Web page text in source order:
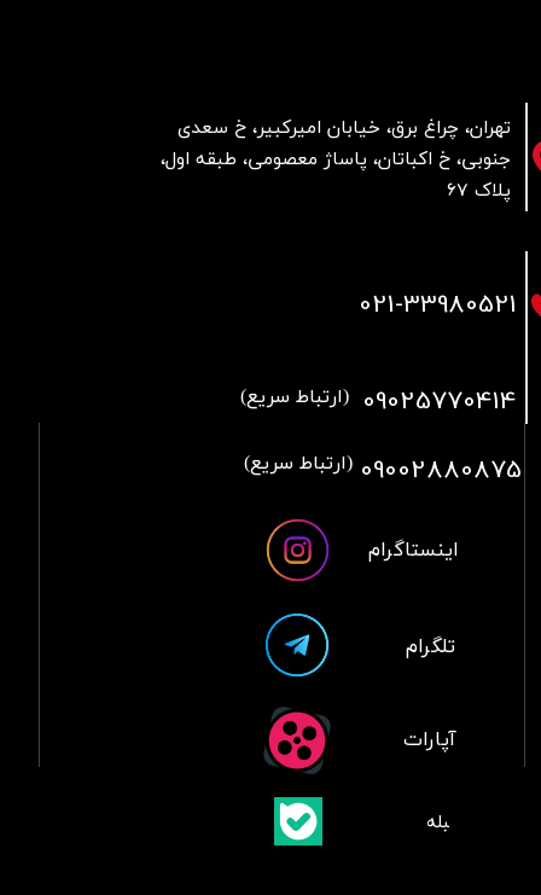
تهران، چراغ برق، خیابان امیرکبیر، خ سعدی
جنوبی، خ اکباتان، پاساژ معصومی، طبقه اول،
پلاک 67
021-33980521
09025770414 (ارتباط سریع)
09002880875 (ارتباط سریع)
آپارات
تلگرام
اینستاگرام
​بلبله​​​​​​​بله